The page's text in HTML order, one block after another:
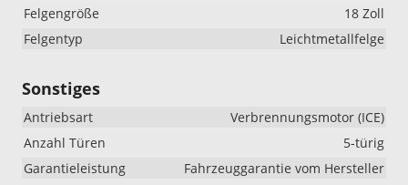
Felgengröße
18 Zoll
Felgentyp
Leichtmetallfelge
Sonstiges
Antriebsart
Verbrennungsmotor (ICE)
Anzahl Türen
5-türig
Garantieleistung
Fahrzeuggarantie vom Hersteller